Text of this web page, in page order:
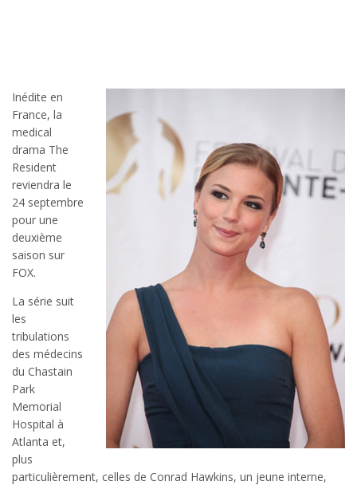
Inédite en
France, la
medical
drama The
Resident
reviendra le
24 septembre
pour une
deuxième
saison sur
FOX.
La série suit
les
tribulations
des médecins
du Chastain
Park
Memorial
Hospital à
Atlanta et,
plus
particulièrement, celles de Conrad Hawkins, un jeune interne,